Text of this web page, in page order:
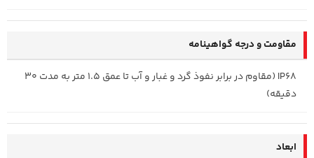
مقاومت و درجه گواهینامه
IP68 (مقاوم در برابر نفوذ گرد و غبار و آب تا عمق 1.5 متر به مدت 30
دقیقه)
ابعاد